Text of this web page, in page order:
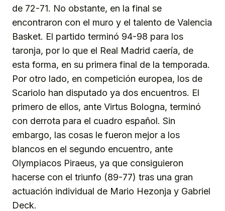
de 72-71. No obstante, en la final se
encontraron con el muro y el talento de Valencia
Basket. El partido terminó 94-98 para los
taronja, por lo que el Real Madrid caería, de
esta forma, en su primera final de la temporada.
Por otro lado, en competición europea, los de
Scariolo han disputado ya dos encuentros. El
primero de ellos, ante Virtus Bologna, terminó
con derrota para el cuadro español. Sin
embargo, las cosas le fueron mejor a los
blancos en el segundo encuentro, ante
Olympiacos Piraeus, ya que consiguieron
hacerse con el triunfo (89-77) tras una gran
actuación individual de Mario Hezonja y Gabriel
Deck.